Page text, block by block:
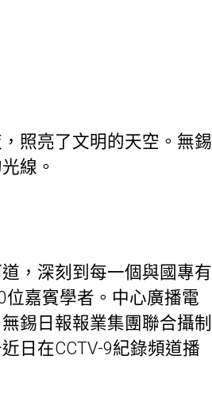
照亮了文明的天空。無錫
線。
，深刻到每一個與國專有
嘉賓學者。中心廣播電
錫日報報業集團聯合攝制
日在CCTV-9紀錄頻道播